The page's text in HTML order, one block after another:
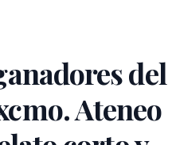
del
Ateneo